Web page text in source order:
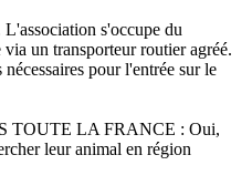
s'occupe du
un transporteur routier agréé.
pour l'entrée sur le
TOUTE LA FRANCE : Oui,
leur animal en région